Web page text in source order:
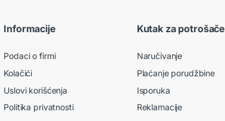
Informacije
Podaci o firmi
Kolačići
Uslovi korišćenja
Politika privatnosti
Kutak za potrošače
Naručivanje
Plaćanje porudžbine
Isporuka
Reklamacije